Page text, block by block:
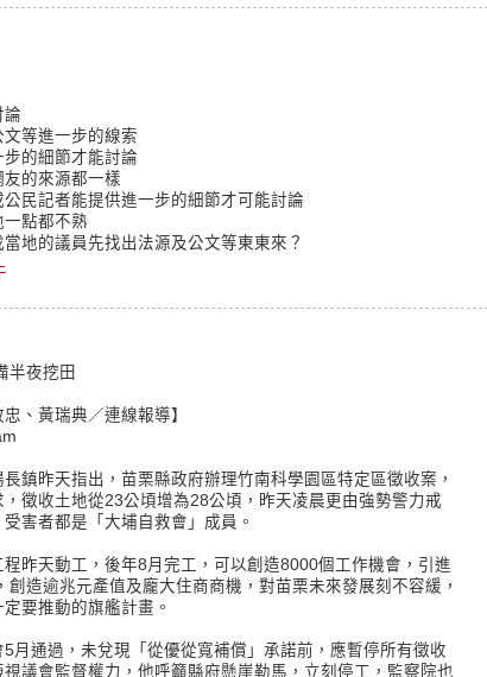
論
等進一步的線索
的細節才能討論
的來源都一樣
民記者能提供進一步的細節才可能討論
點都不熟
地的議員先找出法源及公文等東東來？
半夜挖田
、黃瑞典／連線報導】
鎮昨天指出，苗栗縣政府辦理竹南科學園區特定區徵收案，
徵收土地從23公頃增為28公頃，昨天凌晨更由強勢警力戒
害者都是「大埔自救會」成員。
昨天動工，後年8月完工，可以創造8000個工作機會，引進
創造逾兆元產值及龐大住商商機，對苗栗未來發展刻不容緩，
要推動的旗艦計畫。
月通過，未兌現「從優從寬補償」承諾前，應暫停所有徵收
議會監督權力，他呼籲縣府懸崖勒馬，立刻停工，監察院也